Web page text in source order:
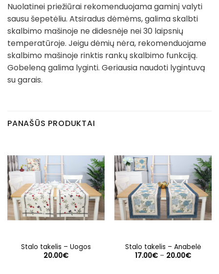
Nuolatinei priežiūrai rekomenduojama gaminį valyti
sausu šepetėliu. Atsiradus dėmėms, galima skalbti
skalbimo mašinoje ne didesnėje nei 30 laipsnių
temperatūroje. Jeigu dėmių nėra, rekomenduojame
skalbimo mašinoje rinktis rankų skalbimo funkciją.
Gobeleną galima lyginti. Geriausia naudoti lygintuvą
su garais.
PANAŠŪS PRODUKTAI
Stalo takelis – Uogos
20.00€
Stalo takelis – Anabelė
17.00€ – 20.00€Price